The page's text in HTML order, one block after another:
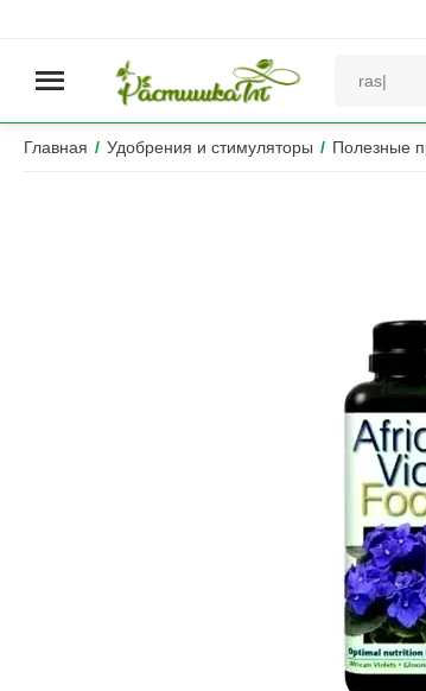
Главная / Удобрения и стимуляторы / Полезные